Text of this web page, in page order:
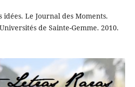
idées. Le Journal des Moments.
de Sainte-Gemme. 2010.